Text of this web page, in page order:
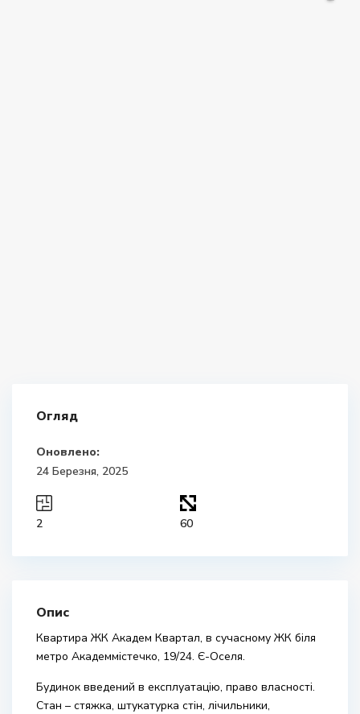
Огляд
Оновлено:
24 Березня, 2025
2 60
Опис
Квартира ЖК Академ Квартал, в сучасному ЖК біля
метро Академмістечко, 19/24. Є-Оселя.
Будинок введений в експлуатацію, право власності.
Стан – стяжка, штукатурка стін, лічильники,